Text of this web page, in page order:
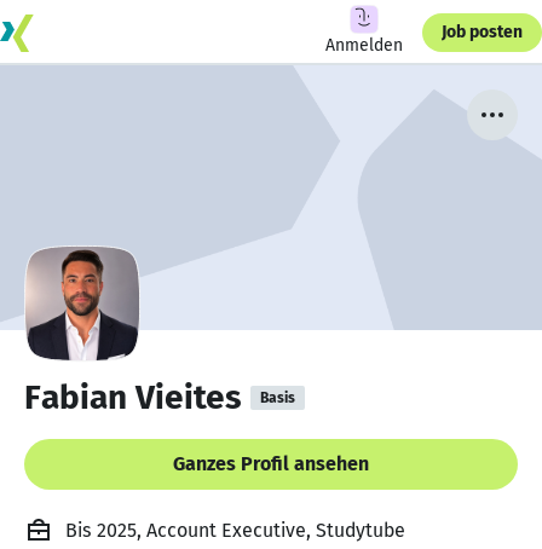
Anmelden
Job posten
Fabian Vieites Basis
Ganzes Profil ansehen
Bis 2025, Account Executive, Studytube